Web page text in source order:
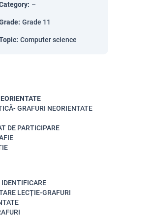
: –
: Grade 11
: Computer science
GRAFURI NEORIENTATE
DE PARTICIPARE
IDENTIFICARE
LECȚIE-GRAFURI